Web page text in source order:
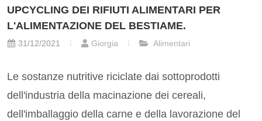
UPCYCLING DEI RIFIUTI ALIMENTARI PER
L'ALIMENTAZIONE DEL BESTIAME.
31/12/2021 Giorgia Alimentari
Le sostanze nutritive riciclate dai sottoprodotti
dell'industria della macinazione dei cereali,
dell'imballaggio della carne e della lavorazione del